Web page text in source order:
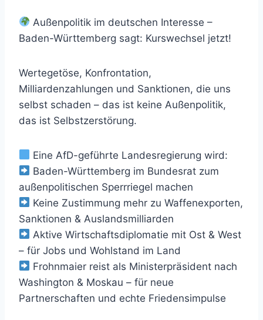
Außenpolitik im deutschen Interesse –
Baden-Württemberg sagt: Kurswechsel jetzt!
Wertegetöse, Konfrontation,
Milliardenzahlungen und Sanktionen, die uns
selbst schaden – das ist keine Außenpolitik,
das ist Selbstzerstörung.
Eine AfD-geführte Landesregierung wird:
Baden-Württemberg im Bundesrat zum
außenpolitischen Sperrriegel machen
Keine Zustimmung mehr zu Waffenexporten,
Sanktionen & Auslandsmilliarden
Aktive Wirtschaftsdiplomatie mit Ost & West
– für Jobs und Wohlstand im Land
Frohnmaier reist als Ministerpräsident nach
Washington & Moskau – für neue
Partnerschaften und echte Friedensimpulse